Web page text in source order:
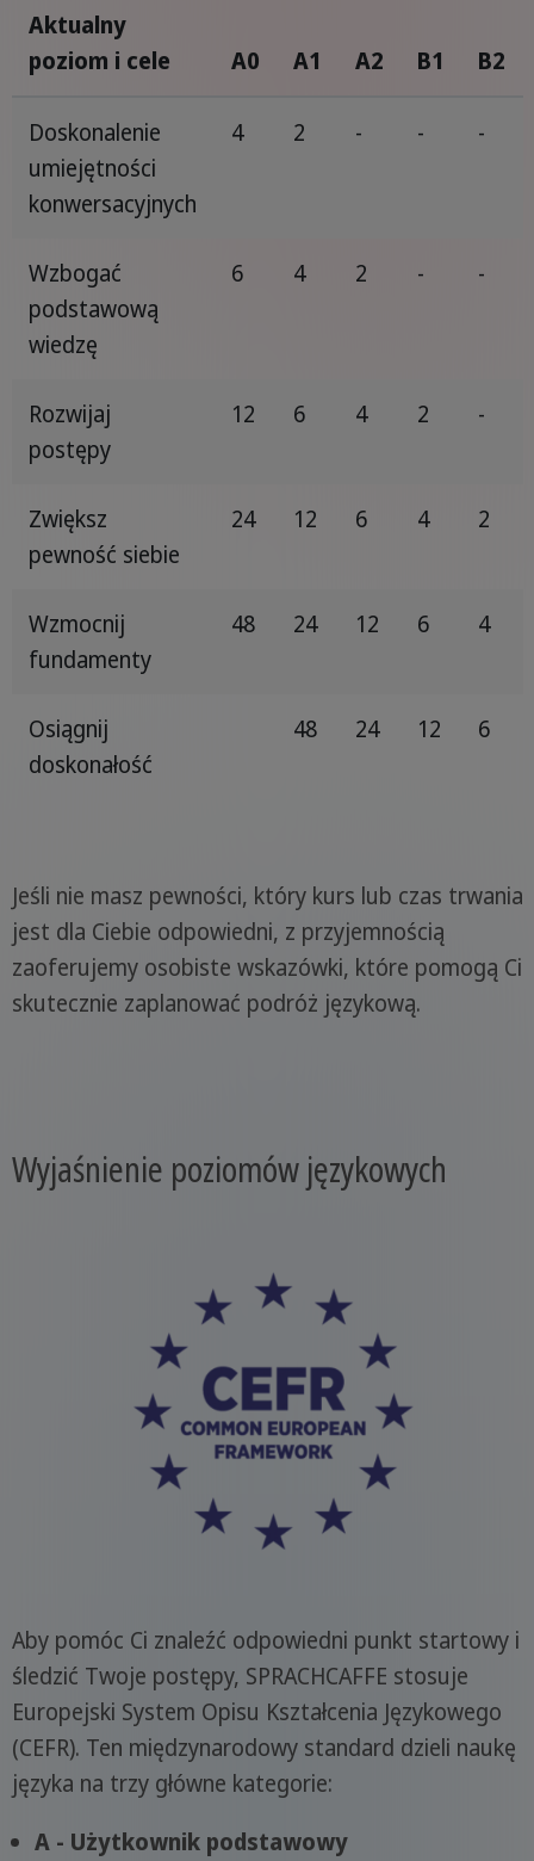
Aktualny
poziom i cele
A0 A1 A2 B1 B2
Doskonalenie
umiejętności
konwersacyjnych
4 2 - - -
Wzbogać
podstawową
wiedzę
6 4 2 - -
Rozwijaj
postępy
12 6 4 2 -
Zwiększ
pewność siebie
24 12 6 4 2
Wzmocnij
fundamenty
48 24 12 6 4
Osiągnij
doskonałość
48 24 12 6
Jeśli nie masz pewności, który kurs lub czas trwania
jest dla Ciebie odpowiedni, z przyjemnością
zaoferujemy osobiste wskazówki, które pomogą Ci
skutecznie zaplanować podróż językową.
Wyjaśnienie poziomów językowych
Aby pomóc Ci znaleźć odpowiedni punkt startowy i
śledzić Twoje postępy, SPRACHCAFFE stosuje
Europejski System Opisu Kształcenia Językowego
(CEFR). Ten międzynarodowy standard dzieli naukę
języka na trzy główne kategorie:
A - Użytkownik podstawowy